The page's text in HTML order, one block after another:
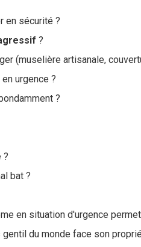
en sécurité ?
?
(muselière artisanale,
urgence ?
?
?
bat ?
en situation d'urgence
du monde face son